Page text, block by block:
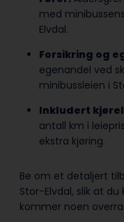
med
Elvdal.
Forsikring og
egenandel ved
minibussleien i
Inkludert
antall km i
ekstra kjøring.
Be om et detaljert
Stor-Elvdal, slik at
kommer noen